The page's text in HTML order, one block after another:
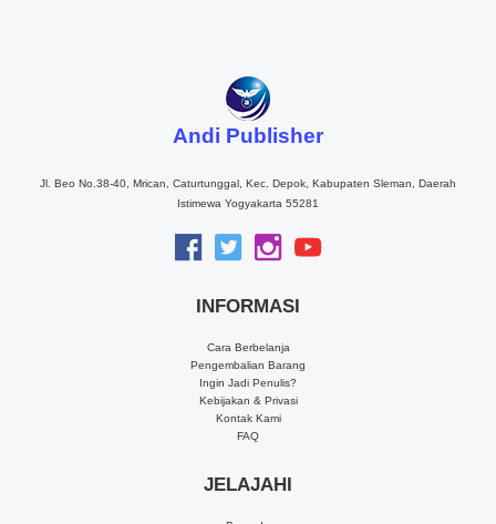
Andi Publisher
Jl. Beo No.38-40, Mrican, Caturtunggal, Kec. Depok, Kabupaten Sleman, Daerah
Istimewa Yogyakarta 55281
INFORMASI
Cara Berbelanja
Pengembalian Barang
Ingin Jadi Penulis?
Kebijakan & Privasi
Kontak Kami
FAQ
JELAJAHI